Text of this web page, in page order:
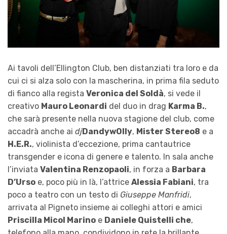
Ai tavoli dell’Ellington Club, ben distanziati tra loro e da
cui ci si alza solo con la mascherina, in prima fila seduto
di fianco alla regista Veronica del Soldà, si vede il
creativo Mauro Leonardi del duo in drag Karma B.,
che sarà presente nella nuova stagione del club, come
accadrà anche ai djDandywOlly, Mister Stereo8 e a
H.E.R., violinista d’eccezione, prima cantautrice
transgender e icona di genere e talento. In sala anche
l’inviata Valentina Renzopaoli, in forza a Barbara
D’Urso e, poco più in là, l’attrice Alessia Fabiani, tra
poco a teatro con un testo di Giuseppe Manfridi,
arrivata al Pigneto insieme ai colleghi attori e amici
Priscilla Micol Marino e Daniele Quistelli che,